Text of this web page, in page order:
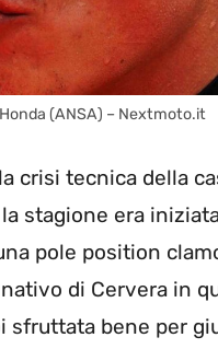
(ANSA) – Nextmoto.it
crisi tecnica della
stagione era
pole position
di Cervera in
sfruttata bene per